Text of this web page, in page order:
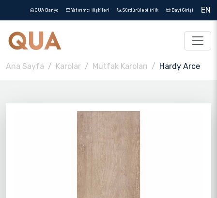
QUA Banyo Yatırımcı İlişkileri Sürdürülebilirlik Bayi Girişi EN
Ana Sayfa Karolar Mutfak Karoları Hardy Arce